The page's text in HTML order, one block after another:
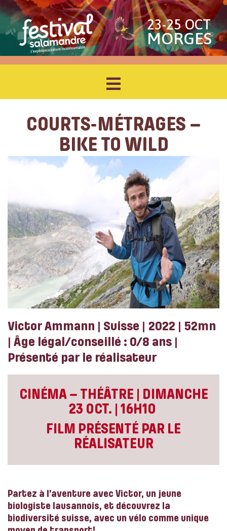
23-25 OCT
MORGES
COURTS-MÉTRAGES –
BIKE TO WILD
Victor Ammann | Suisse | 2022 | 52mn
| Âge légal/conseillé : 0/8 ans |
Présenté par le réalisateur
CINÉMA – THÉÂTRE | DIMANCHE
23 OCT. | 16H10
FILM PRÉSENTÉ PAR LE
RÉALISATEUR
Partez à l’aventure avec Victor, un jeune
biologiste lausannois, et découvrez la
biodiversité suisse, avec un vélo comme unique